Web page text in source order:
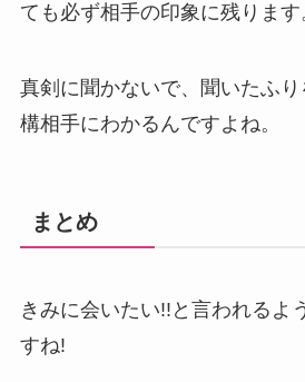
ても必ず相手の印象に残ります
真剣に聞かないで、聞いたふ
構相手にわかるんですよね。
まとめ
きみに会いたい!!と言われるよ
すね!